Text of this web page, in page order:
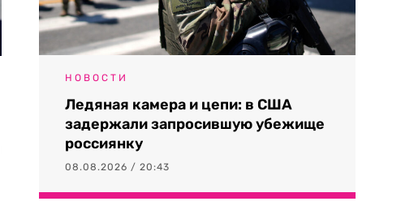
НОВОСТИ
Ледяная камера и цепи: в США
задержали запросившую убежище
россиянку
08.08.2026 / 20:43